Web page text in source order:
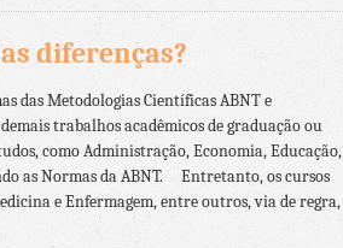
diferenças?
das Metodologias Científicas ABNT e
trabalhos acadêmicos de graduação ou
como Administração, Economia, Educação,
as Normas da ABNT. Entretanto, os cursos
e Enfermagem, entre outros, via de regra,